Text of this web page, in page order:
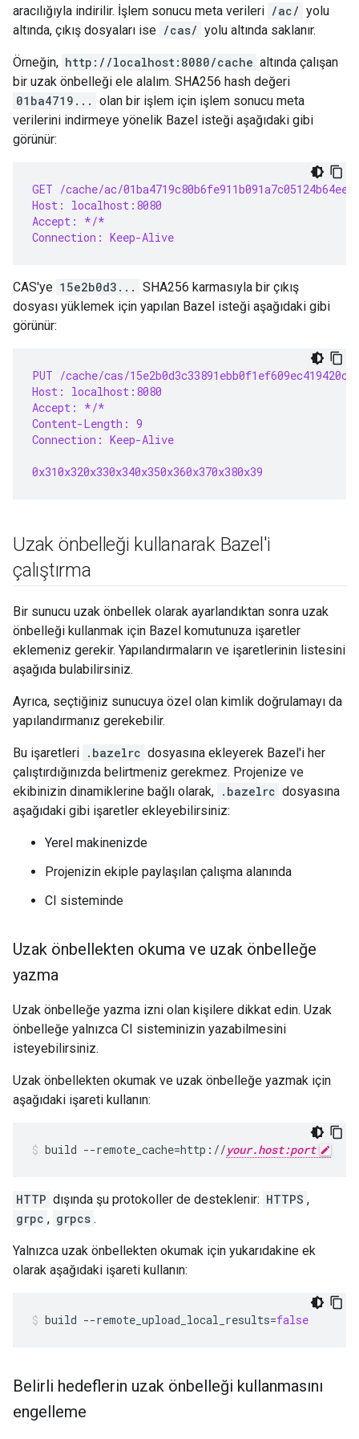
aracılığıyla indirilir. İşlem sonucu meta verileri /ac/ yolu
altında, çıkış dosyaları ise /cas/ yolu altında saklanır.
Örneğin, http://localhost:8080/cache altında çalışan
bir uzak önbelleği ele alalım. SHA256 hash değeri
01ba4719... olan bir işlem için işlem sonucu meta
verilerini indirmeye yönelik Bazel isteği aşağıdaki gibi
görünür:
GET /cache/ac/
Host: localhost:8080
Accept: */*
Connection: Keep-Alive
CAS'ye 15e2b0d3... SHA256 karmasıyla bir çıkış
dosyası yüklemek için yapılan Bazel isteği aşağıdaki gibi
görünür:
PUT /cache/cas/
Host: localhost:8080
Accept: */*
Content-Length: 9
Connection: Keep-Alive
0x310x320x330x340x350x360x370x380x39
Uzak önbelleği kullanarak Bazel'i
çalıştırma
Bir sunucu uzak önbellek olarak ayarlandıktan sonra uzak
önbelleği kullanmak için Bazel komutunuza işaretler
eklemeniz gerekir. Yapılandırmaların ve işaretlerinin listesini
aşağıda bulabilirsiniz.
Ayrıca, seçtiğiniz sunucuya özel olan kimlik doğrulamayı da
yapılandırmanız gerekebilir.
Bu işaretleri .bazelrc dosyasına ekleyerek Bazel'i her
çalıştırdığınızda belirtmeniz gerekmez. Projenize ve
ekibinizin dinamiklerine bağlı olarak, .bazelrc dosyasına
aşağıdaki gibi işaretler ekleyebilirsiniz:
Yerel makinenizde
Projenizin ekiple paylaşılan çalışma alanında
CI sisteminde
Uzak önbellekten okuma ve uzak önbelleğe
yazma
Uzak önbelleğe yazma izni olan kişilere dikkat edin. Uzak
önbelleğe yalnızca CI sisteminizin yazabilmesini
isteyebilirsiniz.
Uzak önbellekten okumak ve uzak önbelleğe yazmak için
aşağıdaki işareti kullanın:
build --remote_cache=http://your.host:port
HTTP dışında şu protokoller de desteklenir: HTTPS ,
grpc , grpcs .
Yalnızca uzak önbellekten okumak için yukarıdakine ek
olarak aşağıdaki işareti kullanın:
build --remote_upload_local_results=false
Belirli hedeflerin uzak önbelleği kullanmasını
engelleme